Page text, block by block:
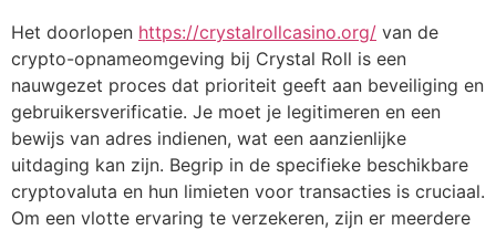
Het doorlopen https://crystalrollcasino.org/ van de
crypto-opnameomgeving bij Crystal Roll is een
nauwgezet proces dat prioriteit geeft aan beveiliging en
gebruikersverificatie. Je moet je legitimeren en een
bewijs van adres indienen, wat een aanzienlijke
uitdaging kan zijn. Begrip in de specifieke beschikbare
cryptovaluta en hun limieten voor transacties is cruciaal.
Om een vlotte ervaring te verzekeren, zijn er meerdere